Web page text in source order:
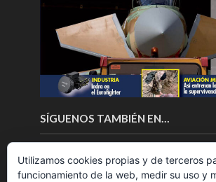
SÍGUENOS TAMBIÉN EN…
Utilizamos cookies propias y de terceros
funcionamiento de la web, medir su uso y